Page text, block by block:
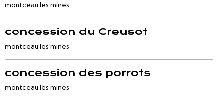
montceau les mines
concession du Creusot
montceau les mines
concession des porrots
montceau les mines